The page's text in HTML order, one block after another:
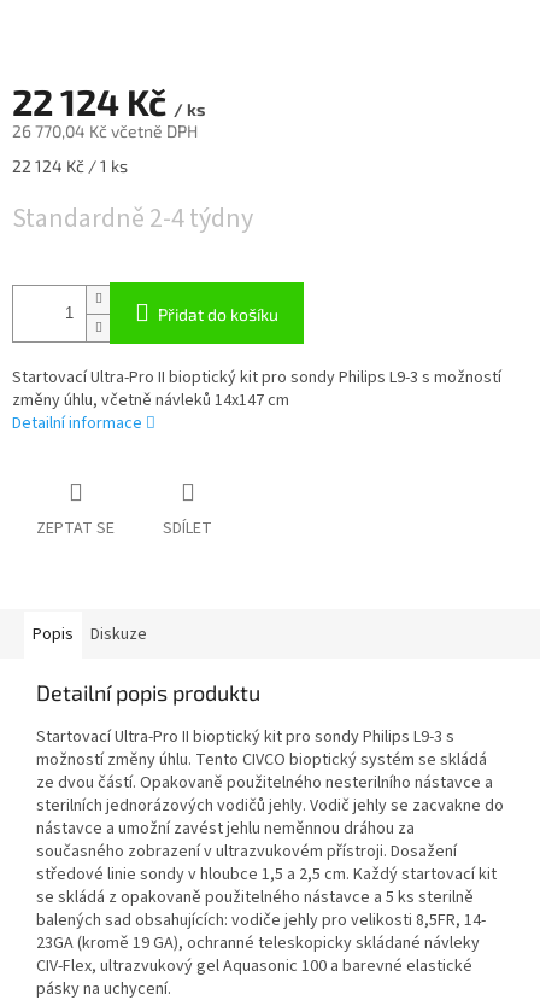
22 124 Kč / ks
26 770,04 Kč včetně DPH
Měrná
22 124 Kč / 1 ks
Standardně 2-4 týdny
Přidat do košíku
Startovací Ultra-Pro II bioptický kit pro sondy Philips L9-3 s možností
změny úhlu, včetně návleků 14x147 cm
Detailní informace
ZEPTAT SE SDÍLET
Popis Diskuze
Detailní popis produktu
Startovací Ultra-Pro II bioptický kit pro sondy Philips L9-3 s
možností změny úhlu. Tento CIVCO bioptický systém se skládá
ze dvou částí. Opakovaně použitelného nesterilního nástavce a
sterilních jednorázových vodičů jehly. Vodič jehly se zacvakne do
nástavce a umožní zavést jehlu neměnnou dráhou za
současného zobrazení v ultrazvukovém přístroji. Dosažení
středové linie sondy v hloubce 1,5 a 2,5 cm. Každý startovací kit
se skládá z opakovaně použitelného nástavce a 5 ks sterilně
balených sad obsahujících: vodiče jehly pro velikosti 8,5FR, 14-
23GA (kromě 19 GA), ochranné teleskopicky skládané návleky
CIV-Flex, ultrazvukový gel Aquasonic 100 a barevné elastické
pásky na uchycení.